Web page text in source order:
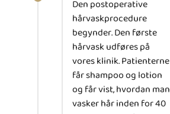
Den postoperative
hårvaskprocedure
begynder. Den første
hårvask udføres på
vores klinik. Patienterne
får shampoo og lotion
og får vist, hvordan man
vasker hår inden for 40